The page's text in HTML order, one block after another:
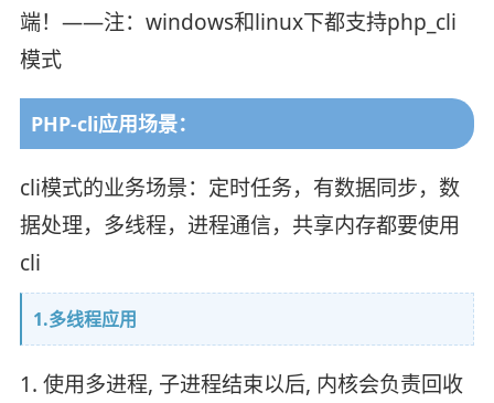
端！——注：windows和linux下都支持php_cli
模式
PHP-cli应用场景：
cli模式的业务场景：定时任务，有数据同步，数
据处理，多线程，进程通信，共享内存都要使用
cli
1.多线程应用
1. 使用多进程, 子进程结束以后, 内核会负责回收